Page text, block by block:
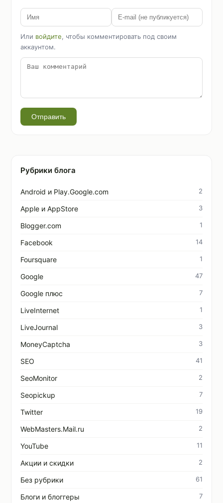
Или войдите, чтобы комментировать под своим
аккаунтом.
Отправить
Рубрики блога
Android и Play.Google.com 2
Apple и AppStore 3
Blogger.com 1
Facebook 14
Foursquare 1
Google 47
Google плюс 7
LiveInternet 1
LiveJournal 3
MoneyCaptcha 3
SEO 41
SeoMonitor 2
Seopickup 7
Twitter 19
WebMasters.Mail.ru 2
YouTube 11
Акции и скидки 2
Без рубрики 61
Блоги и блоггеры 7